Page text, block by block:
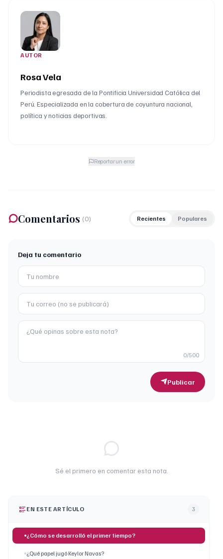
AUTOR
Rosa Vela
Periodista egresada de la Pontificia Universidad Católica del
Perú. Especializada en la cobertura de coyuntura nacional,
política y noticias deportivas.
Reportar un error
Comentarios (0) Recientes Populares
Deja tu comentario
0/500
Publicar
Sé el primero en comentar esta nota.
EN ESTE ARTÍCULO 3
¿Cómo se desarrolló el primer tiempo?
¿Qué papel jugó Keylor Navas?